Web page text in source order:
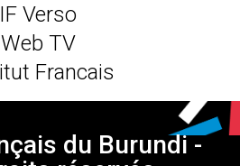
IF Verso
Web TV
Francais
du Burundi -